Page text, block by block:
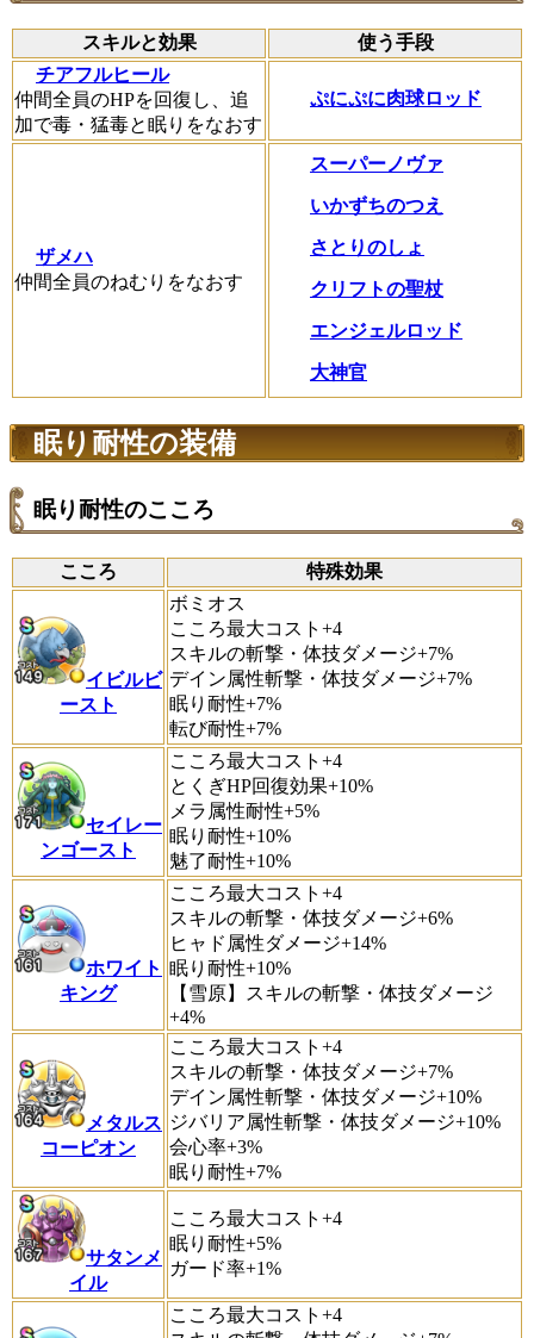
スキルと効果
使う手段
チアフルヒール
仲間全員のHPを回復し、追
加で毒・猛毒と眠りをなおす
ぷにぷに肉球ロッド
ザメハ
仲間全員のねむりをなおす
スーパーノヴァ
いかずちのつえ
さとりのしょ
クリフトの聖杖
エンジェルロッド
大神官
眠り耐性の装備
眠り耐性のこころ
こころ 特殊効果
イビルビ
ースト
ボミオス
こころ最大コスト+4
スキルの斬撃・体技ダメージ+7%
デイン属性斬撃・体技ダメージ+7%
眠り耐性+7%
転び耐性+7%
セイレー
ンゴースト
こころ最大コスト+4
とくぎHP回復効果+10%
メラ属性耐性+5%
眠り耐性+10%
魅了耐性+10%
ホワイト
キング
こころ最大コスト+4
スキルの斬撃・体技ダメージ+6%
ヒャド属性ダメージ+14%
眠り耐性+10%
【雪原】スキルの斬撃・体技ダメージ
+4%
メタルス
コーピオン
こころ最大コスト+4
スキルの斬撃・体技ダメージ+7%
デイン属性斬撃・体技ダメージ+10%
ジバリア属性斬撃・体技ダメージ+10%
会心率+3%
眠り耐性+7%
サタンメ
イル
こころ最大コスト+4
眠り耐性+5%
ガード率+1%
こころ最大コスト+4